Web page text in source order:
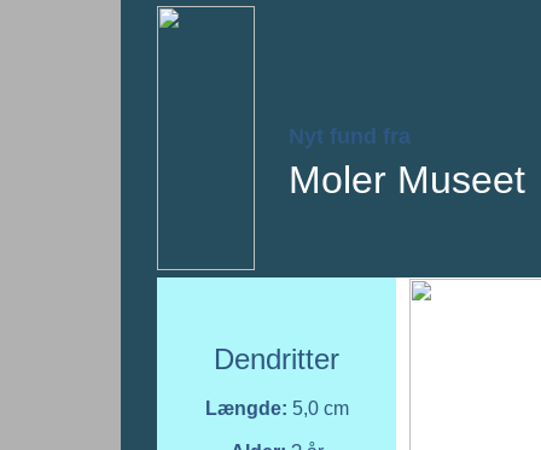
Nyt fund fra
Moler Museet
Dendritter
Længde: 5,0 cm